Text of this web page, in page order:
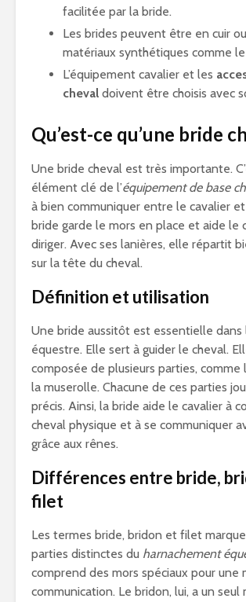
facilitée par la bride.
Les brides peuvent être en cuir
matériaux synthétiques comme le
L’équipement cavalier et les
cheval doivent être choisis avec
Qu’est-ce qu’une bride
Une bride cheval est très importante.
élément clé de l’équipement de base
à bien communiquer entre le cavalier et
bride garde le mors en place et aide le
diriger. Avec ses lanières, elle répartit
sur la tête du cheval.
Définition et utilisation
Une bride aussitôt est essentielle dans
équestre. Elle sert à guider le cheval.
composée de plusieurs parties,
la muserolle. Chacune de ces parties
précis. Ainsi, la bride aide le cavalier à
cheval physique et à se communiquer
grâce aux rênes.
Différences entre bride,
filet
Les termes bride, bridon et filet
parties distinctes du harnachement
comprend des mors spéciaux pour une
communication. Le bridon, lui, a un seul